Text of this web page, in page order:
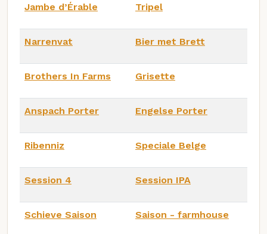
Jambe d’Érable Tripel
Narrenvat Bier met Brett
Brothers In Farms Grisette
Anspach Porter Engelse Porter
Ribenniz Speciale Belge
Session 4 Session IPA
Schieve Saison Saison - farmhouse